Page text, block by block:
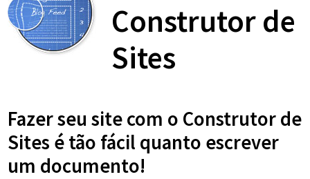
Construtor de
Sites
Fazer seu site com o Construtor de
Sites é tão fácil quanto escrever
um documento!